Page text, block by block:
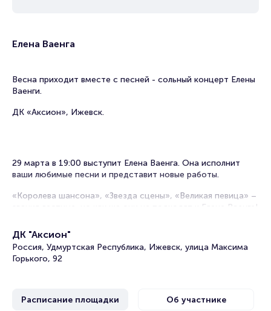
Елена Ваенга
Весна приходит вместе с песней - сольный концерт Елены
Ваенги.
ДК «Аксион», Ижевск.
29 марта в 19:00 выступит Елена Ваенга. Она исполнит
ваши любимые песни и представит новые работы.
«Королева шансона», «Звезда сцены», «Великая певица» –
звания лестные, но как же они не подходят к Елене Ваенге!
собственные песни, старинные и современные романсы,
баллады и народные песни, а также песни на стихи
классиков таких, как Сергей Есенин, Николай Гумилев!
интриг, которыми многие артисты поддерживают свою
популярность. С какой стороны не посмотри – Елена
ДК "Аксион"
Россия, Удмуртская Республика, Ижевск, улица Максима
Горького, 92
Расписание площадки Об участнике